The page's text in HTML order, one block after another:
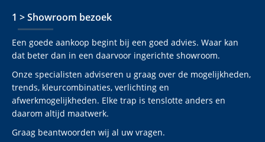
1 > Showroom bezoek
Een goede aankoop begint bij een goed advies. Waar kan
dat beter dan in een daarvoor ingerichte showroom.
Onze specialisten adviseren u graag over de mogelijkheden,
trends, kleurcombinaties, verlichting en
afwerkmogelijkheden. Elke trap is tenslotte anders en
daarom altijd maatwerk.
Graag beantwoorden wij al uw vragen.